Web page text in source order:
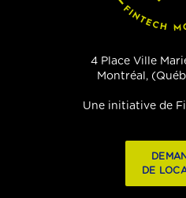
4 Place Ville
Montréal,
Une initiative de
DE